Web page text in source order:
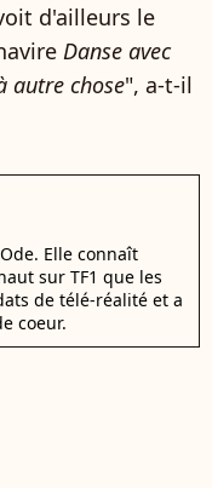
d'ailleurs le
Danse avec
autre chose", a-t-il
Elle connaît
sur TF1 que les
de télé-réalité et a
coeur.